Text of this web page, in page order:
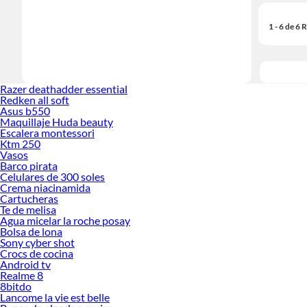
1 - 6 de 6
Razer deathadder essential
Redken all soft
Asus b550
Maquillaje Huda beauty
Escalera montessori
Ktm 250
Vasos
Barco pirata
Celulares de 300 soles
Crema niacinamida
Cartucheras
Te de melisa
Agua micelar la roche posay
Bolsa de lona
Sony cyber shot
Crocs de cocina
Android tv
Realme 8
8bitdo
Lancome la vie est belle